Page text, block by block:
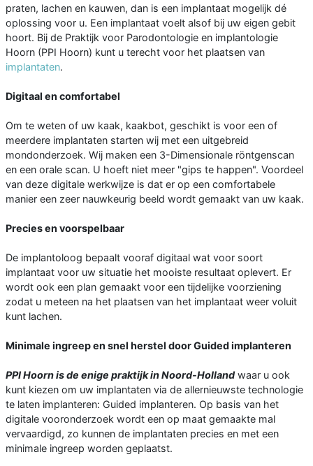
praten, lachen en kauwen, dan is een implantaat mogelijk dé
oplossing voor u. Een implantaat voelt alsof bij uw eigen gebit
hoort. Bij de Praktijk voor Parodontologie en implantologie
Hoorn (PPI Hoorn) kunt u terecht voor het plaatsen van
implantaten.
Digitaal en comfortabel
Om te weten of uw kaak, kaakbot, geschikt is voor een of
meerdere implantaten starten wij met een uitgebreid
mondonderzoek. Wij maken een 3-Dimensionale röntgenscan
en een orale scan. U hoeft niet meer "gips te happen". Voordeel
van deze digitale werkwijze is dat er op een comfortabele
manier een zeer nauwkeurig beeld wordt gemaakt van uw kaak.
Precies en voorspelbaar
De implantoloog bepaalt vooraf digitaal wat voor soort
implantaat voor uw situatie het mooiste resultaat oplevert. Er
wordt ook een plan gemaakt voor een tijdelijke voorziening
zodat u meteen na het plaatsen van het implantaat weer voluit
kunt lachen.
Minimale ingreep en snel herstel door Guided implanteren
PPI Hoorn is de enige praktijk in Noord-Hollandwaar u ook
kunt kiezen om uw implantaten via de allernieuwste technologie
te laten implanteren: Guided implanteren. Op basis van het
digitale vooronderzoek wordt een op maat gemaakte mal
vervaardigd, zo kunnen de implantaten precies en met een
minimale ingreep worden geplaatst.